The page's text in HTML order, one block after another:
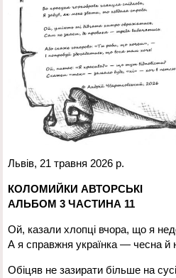
Львів, 21 травня 2026 р.
КОЛОМИЙКИ АВТОРСЬКІ
АЛЬБОМ 3 ЧАСТИНА 11
Ой, казали хлопці вчора, що я
А я справжня українка — чесна й
Обіцяв не зазирати більше на